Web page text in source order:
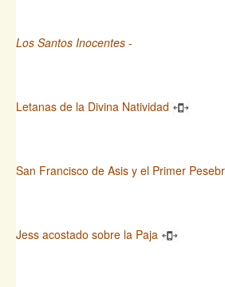
Los Santos Inocentes -
Letanas de la Divina Natividad
San Francisco de Asis y el Primer
Jess acostado sobre la Paja